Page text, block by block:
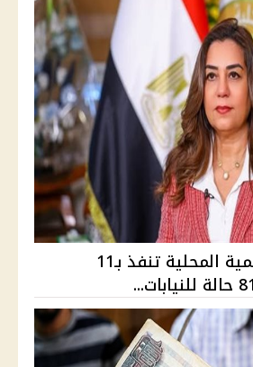
قرارات وزيرة التنمية المحلية تنفذ بـ11